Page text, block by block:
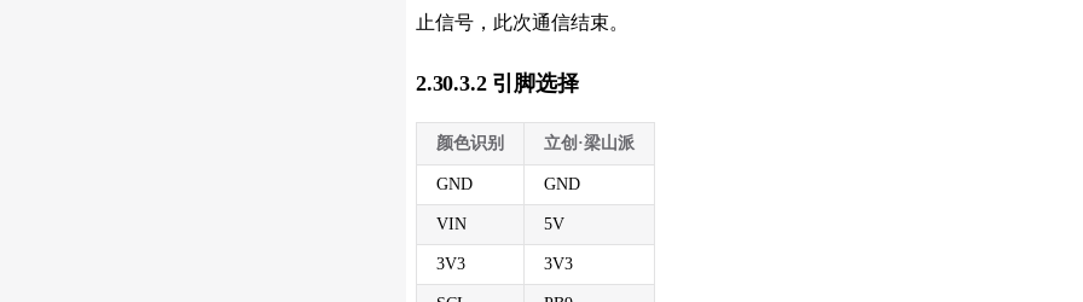
止信号，此次通信结束。
2.30.3.2 引脚选择
颜色识别 立创·梁山派
GND GND
VIN 5V
3V3 3V3